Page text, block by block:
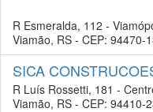
R Esmeralda, 112 -
Viamão, RS - CEP: 94470-
SICA
R Luís Rossetti, 181 -
Viamão, RS - CEP: 94410-